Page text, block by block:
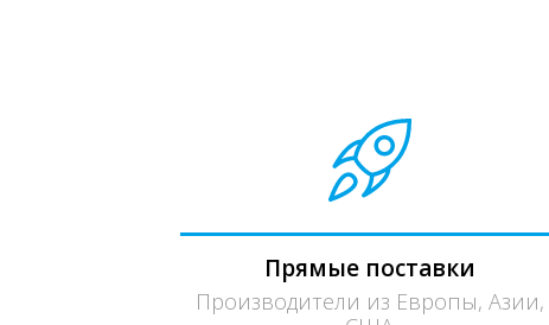
Прямые поставки
Производители из Европы, Азии,